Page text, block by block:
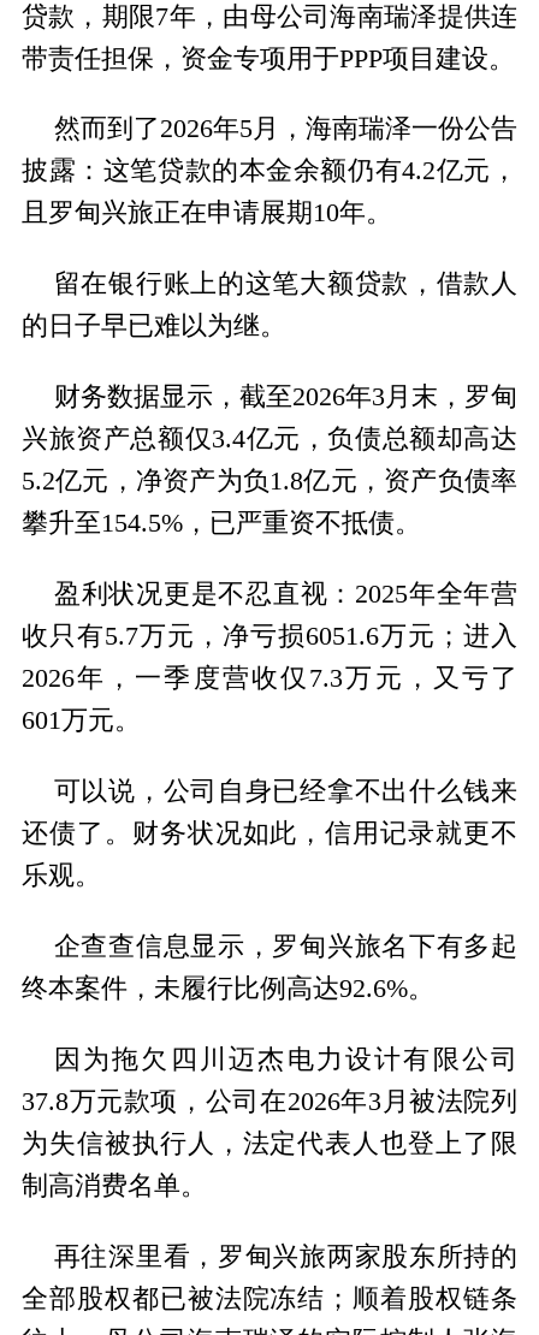
贷款，期限7年，由母公司海南瑞泽提供连
带责任担保，资金专项用于PPP项目建设。
然而到了2026年5月，海南瑞泽一份公告
披露：这笔贷款的本金余额仍有4.2亿元，
且罗甸兴旅正在申请展期10年。
留在银行账上的这笔大额贷款，借款人
的日子早已难以为继。
财务数据显示，截至2026年3月末，罗甸
兴旅资产总额仅3.4亿元，负债总额却高达
5.2亿元，净资产为负1.8亿元，资产负债率
攀升至154.5%，已严重资不抵债。
盈利状况更是不忍直视：2025年全年营
收只有5.7万元，净亏损6051.6万元；进入
2026年，一季度营收仅7.3万元，又亏了
601万元。
可以说，公司自身已经拿不出什么钱来
还债了。财务状况如此，信用记录就更不
乐观。
企查查信息显示，罗甸兴旅名下有多起
终本案件，未履行比例高达92.6%。
因为拖欠四川迈杰电力设计有限公司
37.8万元款项，公司在2026年3月被法院列
为失信被执行人，法定代表人也登上了限
制高消费名单。
再往深里看，罗甸兴旅两家股东所持的
全部股权都已被法院冻结；顺着股权链条